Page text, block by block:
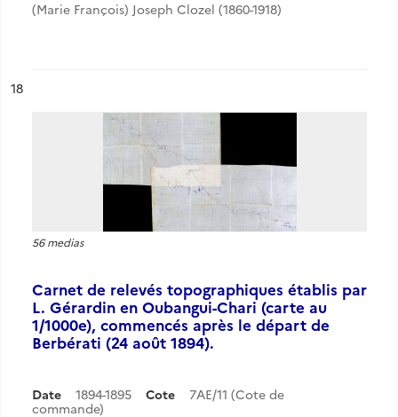
(Marie François) Joseph Clozel (1860-1918)
n°
18
56 medias
Carnet de relevés topographiques établis par
L. Gérardin en Oubangui-Chari (carte au
1/1000e), commencés après le départ de
Berbérati (24 août 1894).
Date 1894-1895 Cote
7AE/11 (Cote de
commande)